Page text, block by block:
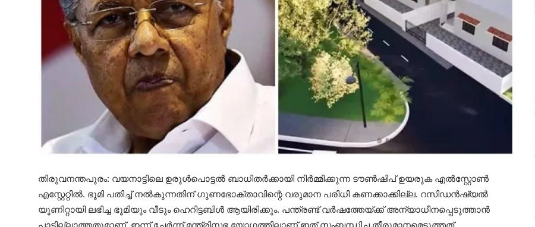
തിരുവനന്തപുരം: വയനാട്ടിലെ ഉരുള്‍പൊട്ടല്‍ ബാധിതർക്കായി നിർമ്മിക്കുന്ന ടൗൺഷിപ് ഉയരുക എൽസ്റ്റോൺ
എസ്റ്റേറ്റിൽ. ഭൂമി പതിച്ച് നൽകുന്നതിന് ഗുണഭോക്താവിന്റെ വരുമാന പരിധി കണക്കാക്കില്ല. റസിഡൻഷ്യൽ
യൂണിറ്റായി ലഭിച്ച ഭൂമിയും വീടും ഹെറിട്ടബിൾ ആയിരിക്കും. പന്ത്രണ്ട് വർഷത്തേയ്ക്ക് അന്യാധീനപ്പെടുത്താൻ
പാടില്ലാത്തതുമാണ്. ഇന്ന് ചേർന്ന് മന്ത്രിസഭ യോഗത്തിലാണ് ഇത് സംബന്ധിച്ച തീരുമാനമെടുത്തത്.